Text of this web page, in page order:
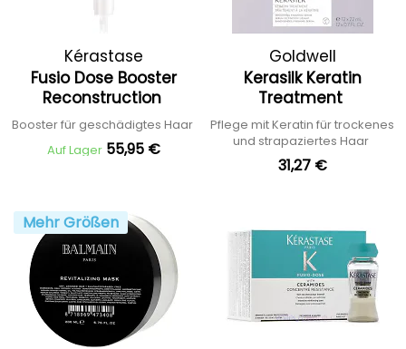
Kérastase
Fusio Dose Booster
Reconstruction
Booster für geschädigtes Haar
Auf Lager 55,95 €
Goldwell
Kerasilk Keratin
Treatment
Pflege mit Keratin für trockenes
und strapaziertes Haar
31,27 €
Mehr Größen